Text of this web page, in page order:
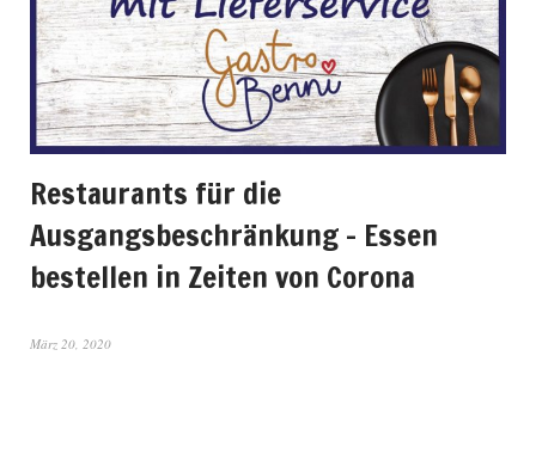
Restaurants für die
Ausgangsbeschränkung – Essen
bestellen in Zeiten von Corona
März 20, 2020